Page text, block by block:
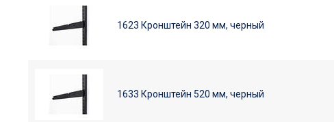
1623 Кронштейн 320 мм, черный
1633 Кронштейн 520 мм, черный